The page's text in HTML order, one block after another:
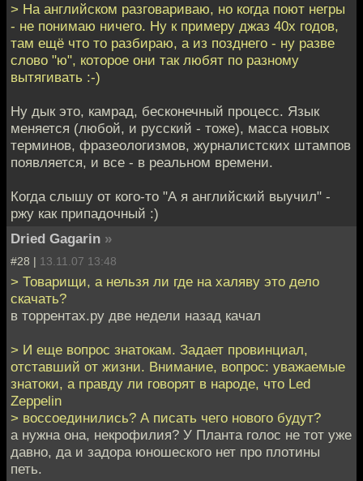
> На английском разговариваю, но когда поют негры
- не понимаю ничего. Ну к примеру джаз 40х годов,
там ещё что то разбираю, а из позднего - ну разве
слово "ю", которое они так любят по разному
вытягивать :-)
Ну дык это, камрад, бесконечный процесс. Язык
меняется (любой, и русский - тоже), масса новых
терминов, фразеологизмов, журналистских штампов
появляется, и все - в реальном времени.
Когда слышу от кого-то "А я английский выучил" -
ржу как припадочный :)
Dried Gagarin »
#28 | 13.11.07 13:48
> Товарищи, а нельзя ли где на халяву это дело
скачать?
в торрентах.ру две недели назад качал
> И еще вопрос знатокам. Задает провинциал,
отставший от жизни. Внимание, вопрос: уважаемые
знатоки, а правду ли говорят в народе, что Led
Zeppelin
> воссоединились? А писать чего нового будут?
а нужна она, некрофилия? У Планта голос не тот уже
давно, да и задора юношеского нет про плотины
петь.